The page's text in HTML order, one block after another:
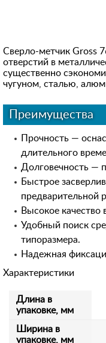
Сверло-метчик Gross
отверстий в
существенно
чугуном, сталью,
Преимущества
Прочность —
длительного
Долговечность —
Быстрое
предварительной
Высокое
Удобный поиск
типоразмера.
Надежная
Характеристики
Длина в
упаковке, мм
Ширина в
упаковке, мм